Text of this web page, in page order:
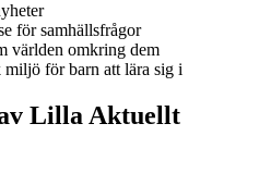
för samhällsfrågor
världen omkring dem
för barn att lära sig i
Lilla Aktuellt